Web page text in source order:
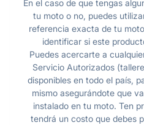
En el caso de que tengas
tu moto o no, puedes
referencia exacta de tu
identificar si este
Puedes acercarte a
Servicio Autorizados
disponibles en todo el país,
mismo asegurándote que
instalado en tu moto. Ten
tendrá un costo que debes